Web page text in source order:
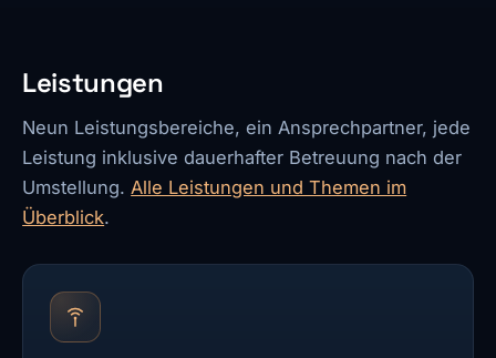
Leistungen
Neun Leistungsbereiche, ein Ansprechpartner, jede
Leistung inklusive dauerhafter Betreuung nach der
Umstellung. Alle Leistungen und Themen im
Überblick.